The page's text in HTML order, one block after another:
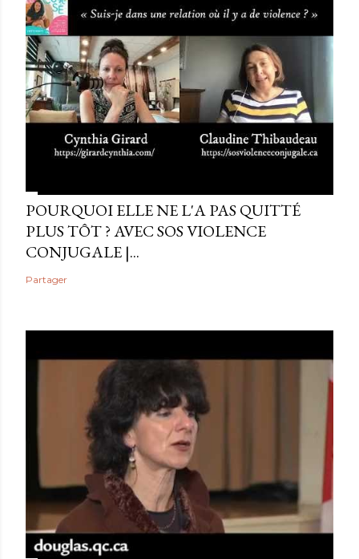
POURQUOI ELLE NE L'A PAS QUITTÉ
PLUS TÔT ? AVEC SOS VIOLENCE
CONJUGALE |...
Partager